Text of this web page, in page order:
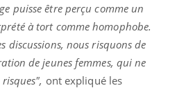
puisse être perçu comme un
à tort comme homophobe.
discussions, nous risquons de
de jeunes femmes, qui ne
ont expliqué les